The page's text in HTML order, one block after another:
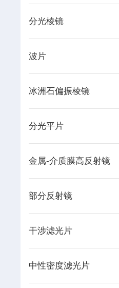
分光棱镜
波片
冰洲石偏振棱镜
分光平片
金属-介质膜高反射镜
部分反射镜
干涉滤光片
中性密度滤光片